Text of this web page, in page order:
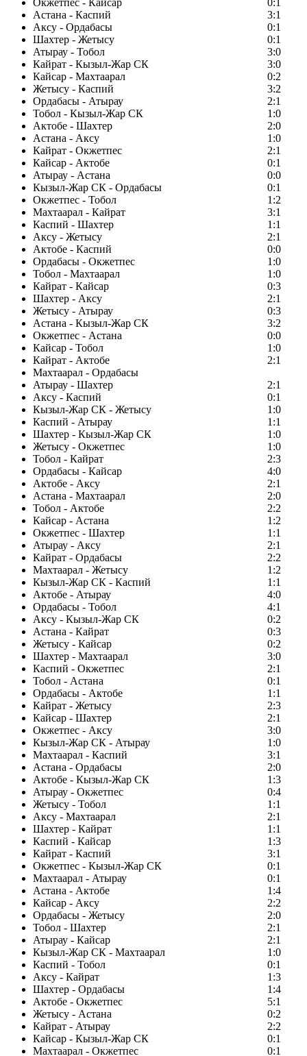
Окжетпес - Кайсар
0:1
Астана - Каспий
3:1
Аксу - Ордабасы
0:1
Шахтер - Жетысу
0:1
Атырау - Тобол
3:0
Кайрат - Кызыл-Жар СК
3:0
Кайсар - Махтаарал
0:2
Жетысу - Каспий
3:2
Ордабасы - Атырау
2:1
Тобол - Кызыл-Жар СК
1:0
Актобе - Шахтер
2:0
Астана - Аксу
1:0
Кайрат - Окжетпес
2:1
Кайсар - Актобе
0:1
Атырау - Астана
0:0
Кызыл-Жар СК - Ордабасы
0:1
Окжетпес - Тобол
1:2
Махтаарал - Кайрат
3:1
Каспий - Шахтер
1:1
Аксу - Жетысу
2:1
Актобе - Каспий
0:0
Ордабасы - Окжетпес
1:0
Тобол - Махтаарал
1:0
Кайрат - Кайсар
0:3
Шахтер - Аксу
2:1
Жетысу - Атырау
0:3
Астана - Кызыл-Жар СК
3:2
Окжетпес - Астана
0:0
Кайсар - Тобол
1:0
Кайрат - Актобе
2:1
Махтаарал - Ордабасы
Атырау - Шахтер
2:1
Аксу - Каспий
0:1
Кызыл-Жар СК - Жетысу
1:0
Каспий - Атырау
1:1
Шахтер - Кызыл-Жар СК
1:0
Жетысу - Окжетпес
1:0
Тобол - Кайрат
2:3
Ордабасы - Кайсар
4:0
Актобе - Аксу
2:1
Астана - Махтаарал
2:0
Тобол - Актобе
2:2
Кайсар - Астана
1:2
Окжетпес - Шахтер
1:1
Атырау - Аксу
2:1
Кайрат - Ордабасы
2:2
Махтаарал - Жетысу
1:2
Кызыл-Жар СК - Каспий
1:1
Актобе - Атырау
4:0
Ордабасы - Тобол
4:1
Аксу - Кызыл-Жар СК
0:2
Астана - Кайрат
0:3
Жетысу - Кайсар
0:2
Шахтер - Махтаарал
3:0
Каспий - Окжетпес
2:1
Тобол - Астана
0:1
Ордабасы - Актобе
1:1
Кайрат - Жетысу
2:3
Кайсар - Шахтер
2:1
Окжетпес - Аксу
3:0
Кызыл-Жар СК - Атырау
1:0
Махтаарал - Каспий
3:1
Астана - Ордабасы
2:0
Актобе - Кызыл-Жар СК
1:3
Атырау - Окжетпес
0:4
Жетысу - Тобол
1:1
Аксу - Махтаарал
2:1
Шахтер - Кайрат
1:1
Каспий - Кайсар
1:3
Кайрат - Каспий
3:1
Окжетпес - Кызыл-Жар СК
0:1
Махтаарал - Атырау
0:1
Астана - Актобе
1:4
Кайсар - Аксу
2:2
Ордабасы - Жетысу
2:0
Тобол - Шахтер
2:1
Атырау - Кайсар
2:1
Кызыл-Жар СК - Махтаарал
1:0
Каспий - Тобол
0:1
Аксу - Кайрат
1:3
Шахтер - Ордабасы
1:4
Актобе - Окжетпес
5:1
Жетысу - Астана
0:2
Кайрат - Атырау
2:2
Кайсар - Кызыл-Жар СК
0:1
Махтаарал - Окжетпес
0:1